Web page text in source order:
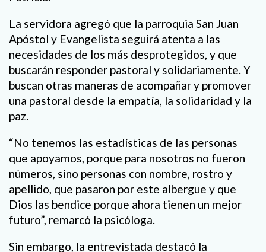
La servidora agregó que la parroquia San Juan
Apóstol y Evangelista seguirá atenta a las
necesidades de los más desprotegidos, y que
buscarán responder pastoral y solidariamente. Y
buscan otras maneras de acompañar y promover
una pastoral desde la empatía, la solidaridad y la
paz.
“No tenemos las estadísticas de las personas
que apoyamos, porque para nosotros no fueron
números, sino personas con nombre, rostro y
apellido, que pasaron por este albergue y que
Dios las bendice porque ahora tienen un mejor
futuro”, remarcó la psicóloga.
Sin embargo, la entrevistada destacó la